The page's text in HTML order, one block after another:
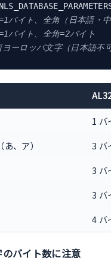
イト、全角（日本語・
イト、全角=2バイト
ーロッパ文字（日本語不
1 バ
、ア）
3 バ
3 バ
3 バ
4 バ
バイト数に注意